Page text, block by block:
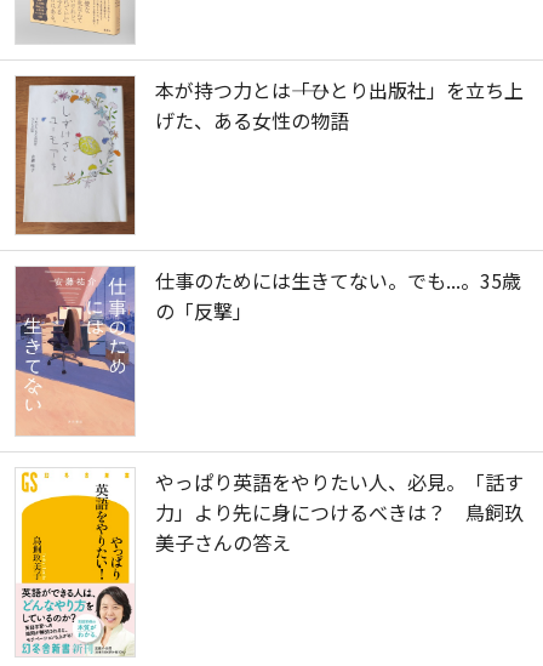
本が持つ力とは――「ひとり出版社」を立ち上
げた、ある女性の物語
仕事のためには生きてない。でも...。35歳
の「反撃」
やっぱり英語をやりたい人、必見。「話す
力」より先に身につけるべきは？ 鳥飼玖
美子さんの答え